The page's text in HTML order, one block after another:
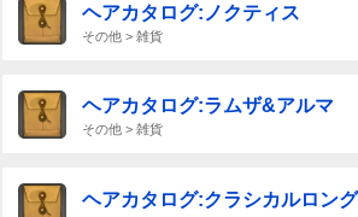
ヘアカタログ:ノクティス
その他 > 雑貨
ヘアカタログ:ラムザ&アルマ
その他 > 雑貨
ヘアカタログ:クラシカルロン